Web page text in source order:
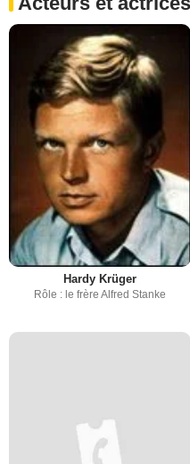
Hardy Krüger
Rôle : le frère Alfred Stanke